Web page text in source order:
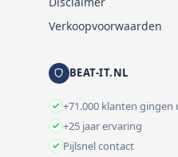
Verkoopvoorwaarden
BEAT-IT.NL
+71.000 klanten gingen
+25 jaar ervaring
Pijlsnel contact